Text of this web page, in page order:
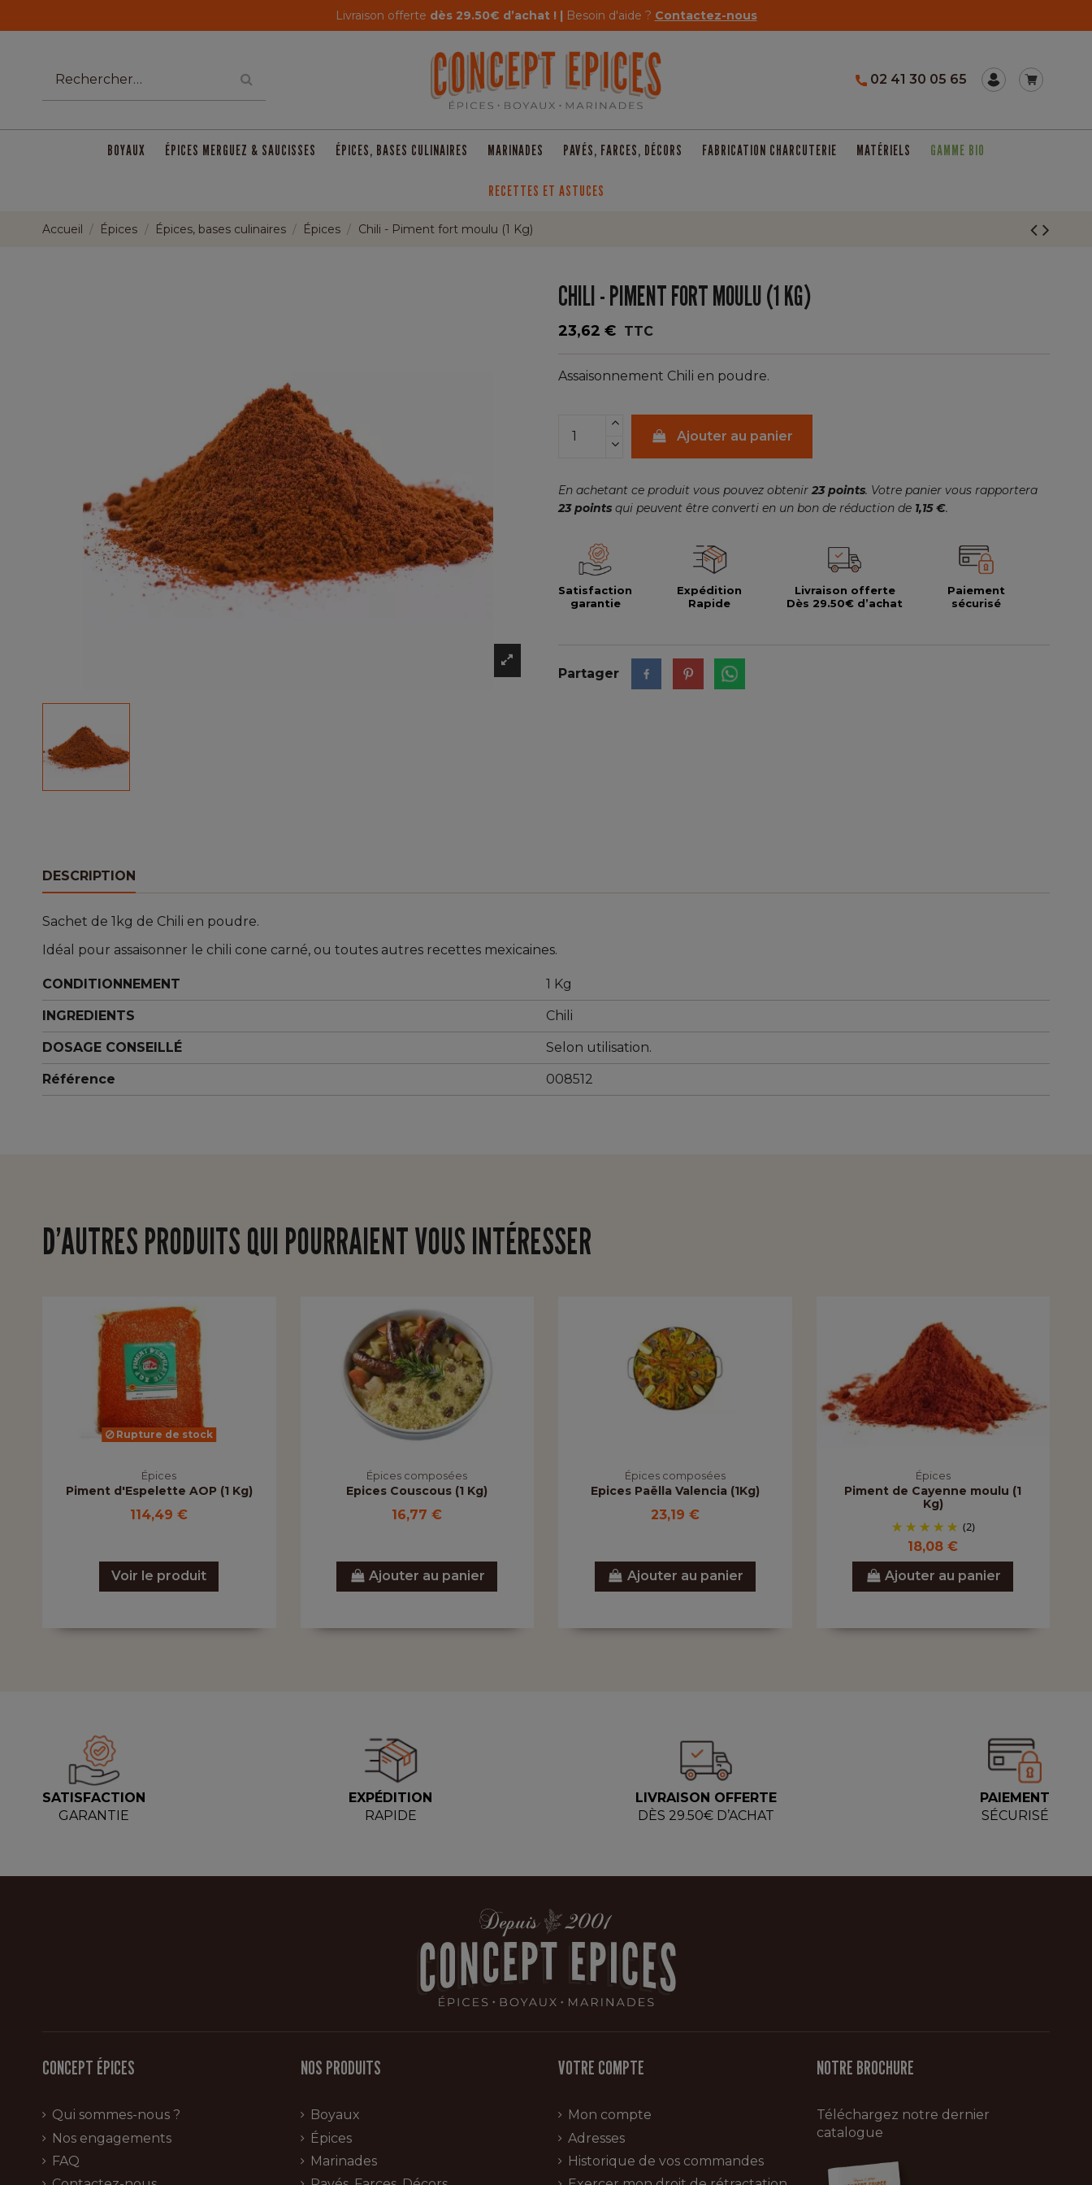
Livraison offerte dès 29.50€ d’achat ! | Besoin d'aide ? Contactez-nous
02 41 30 05 65
BOYAUX ÉPICES MERGUEZ & SAUCISSES ÉPICES, BASES CULINAIRES MARINADES PAVÉS, FARCES, DÉCORS FABRICATION CHARCUTERIE MATÉRIELS GAMME BIO
RECETTES ET ASTUCES
Accueil Épices Épices, bases culinaires Épices Chili - Piment fort moulu (1 Kg)
CHILI - PIMENT FORT MOULU (1 KG)
23,62 € TTC
Assaisonnement Chili en poudre.
Ajouter au panier
En achetant ce produit vous pouvez obtenir 23 points. Votre panier vous rapportera
23points qui peuvent être converti en un bon de réduction de 1,15 €.
Satisfaction
garantie
Expédition
Rapide
Livraison offerte
Dès 29.50€ d’achat
Paiement
sécurisé
Partager
DESCRIPTION
Sachet de 1kg de Chili en poudre.
Idéal pour assaisonner le chili cone carné, ou toutes autres recettes mexicaines.
CONDITIONNEMENT 1 Kg
INGREDIENTS Chili
DOSAGE CONSEILLÉ Selon utilisation.
Référence 008512
D’AUTRES PRODUITS QUI POURRAIENT VOUS INTÉRESSER
Rupture de stock
Épices
Piment d'Espelette AOP (1 Kg)
114,49 €
Voir le produit
Épices composées
Epices Couscous (1 Kg)
16,77 €
Ajouter au panier
Épices composées
Epices Paëlla Valencia (1Kg)
23,19 €
Ajouter au panier
Épices
Piment de Cayenne moulu (1
Kg)
(2)
18,08 €
Ajouter au panier
SATISFACTION
GARANTIE
EXPÉDITION
RAPIDE
LIVRAISON OFFERTE
DÈS 29.50€ D’ACHAT
PAIEMENT
SÉCURISÉ
CONCEPT ÉPICES
Qui sommes-nous ?
Nos engagements
FAQ
NOS PRODUITS
Boyaux
Épices
Marinades
VOTRE COMPTE
Mon compte
Adresses
Historique de vos commandes
NOTRE BROCHURE
Téléchargez notre dernier
catalogue